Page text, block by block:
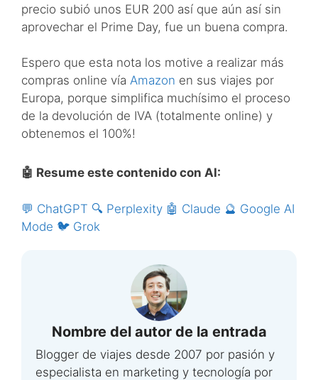
precio subió unos EUR 200 así que aún así sin
aprovechar el Prime Day, fue un buena compra.
Espero que esta nota los motive a realizar más
compras online vía Amazon en sus viajes por
Europa, porque simplifica muchísimo el proceso
de la devolución de IVA (totalmente online) y
obtenemos el 100%!
🤖 Resume este contenido con AI:
💬 ChatGPT 🔍 Perplexity 🤖 Claude 🔮 Google AI
Mode 🐦 Grok
Nombre del autor de la entrada
Blogger de viajes desde 2007 por pasión y
especialista en marketing y tecnología por